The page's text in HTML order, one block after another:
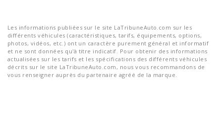
Les informations publiées sur le site LaTribuneAuto.com sur les
différents véhicules (caractéristiques, tarifs, équipements, options,
photos, vidéos, etc.) ont un caractère purement général et informatif
et ne sont données qu'à titre indicatif. Pour obtenir des informations
actualisées sur les tarifs et les spécifications des différents véhicules
décrits sur le site LaTribuneAuto.com, nous vous recommandons de
vous renseigner auprès du partenaire agréé de la marque.